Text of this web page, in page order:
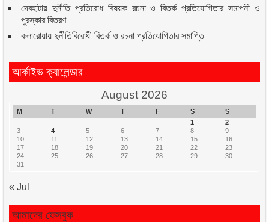
দেবহাটায় দুর্নীতি প্রতিরোধ বিষয়ক রচনা ও বিতর্ক প্রতিযোগিতার সমাপনী ও
পুরস্কার বিতরণ
কলারোয়ায় দুর্নীতিবিরোধী বিতর্ক ও রচনা প্রতিযোগিতার সমাপ্তি
আর্কাইভ ক্যালেন্ডার
August 2026
M T W T F S
S
1
2
3
4 5 6 7 8
9
10
11 12 13 14 15
16
17
18 19 20 21 22
23
24
25 26 27 28 29
30
31
« Jul
আমাদের ফেসবুক